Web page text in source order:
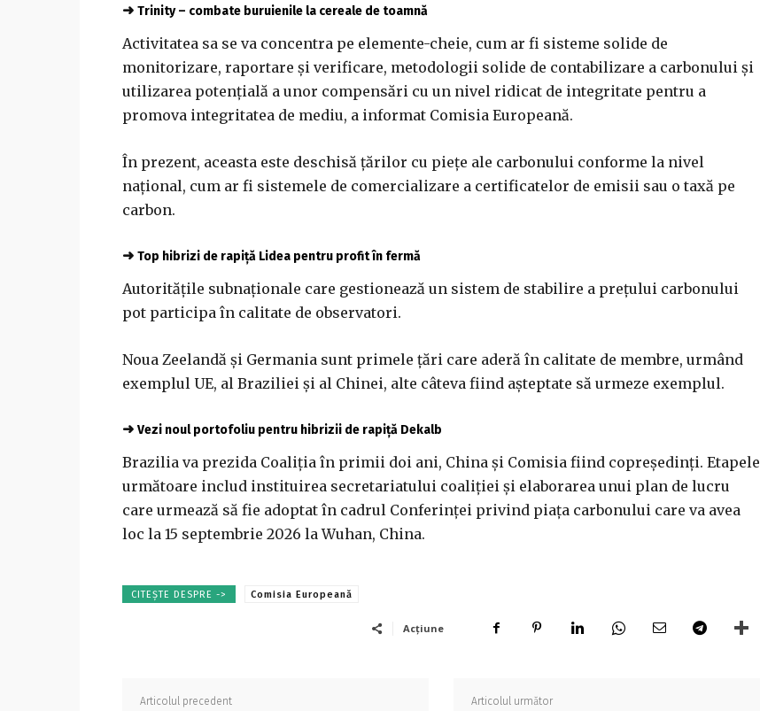
➜ Trinity – combate buruienile la cereale de toamnă
Activitatea sa se va concentra pe elemente-cheie, cum ar fi sisteme solide de
monitorizare, raportare şi verificare, metodologii solide de contabilizare a carbonului şi
utilizarea potenţială a unor compensări cu un nivel ridicat de integritate pentru a
promova integritatea de mediu, a informat Comisia Europeană.
În prezent, aceasta este deschisă ţărilor cu pieţe ale carbonului conforme la nivel
naţional, cum ar fi sistemele de comercializare a certificatelor de emisii sau o taxă pe
carbon.
➜ Top hibrizi de rapiță Lidea pentru profit în fermă
Autorităţile subnaţionale care gestionează un sistem de stabilire a preţului carbonului
pot participa în calitate de observatori.
Noua Zeelandă şi Germania sunt primele ţări care aderă în calitate de membre, urmând
exemplul UE, al Braziliei şi al Chinei, alte câteva fiind aşteptate să urmeze exemplul.
➜ Vezi noul portofoliu pentru hibrizii de rapiță Dekalb
Brazilia va prezida Coaliţia în primii doi ani, China şi Comisia fiind copreşedinţi. Etapele
următoare includ instituirea secretariatului coaliţiei şi elaborarea unui plan de lucru
care urmează să fie adoptat în cadrul Conferinţei privind piaţa carbonului care va avea
loc la 15 septembrie 2026 la Wuhan, China.
CITEȘTE DESPRE -> Comisia Europeană
Acțiune
Articolul precedent Articolul următor